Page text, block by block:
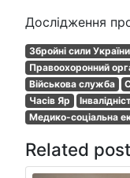
Дослідження
Збройні сили України
Правоохоронний
Військова служба
Часів Яр
Медико-соціальна
Related